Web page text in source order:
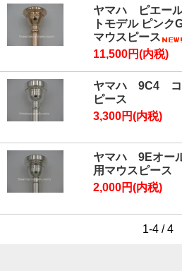
ヤマハ ピエー
トモデル ピン
マウスピース
11,500円(内税)
ヤマハ 9C4 コ
ピース
3,300円(内税)
ヤマハ 9Eオー
用マウスピース
2,000円(内税)
1-4 / 4